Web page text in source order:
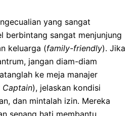
yang sangat
berbintang sangat menjunjung
keluarga (family-friendly). Jika
jangan diam-diam
ke meja manajer
Captain), jelaskan kondisi
dan mintalah izin. Mereka